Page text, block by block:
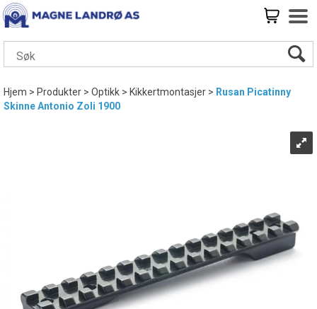
Hjem>Produkter>Optikk>Kikkertmontasjer> Rusan Picatinny
Skinne Antonio Zoli 1900